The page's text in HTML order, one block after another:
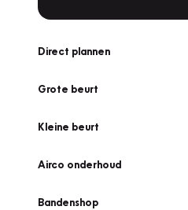
Direct plannen
Grote beurt
Kleine beurt
Airco onderhoud
Bandenshop